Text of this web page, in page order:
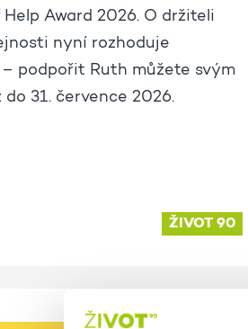
Award 2026. O držiteli
nyní rozhoduje
podpořit Ruth můžete svým
do 31. července 2026.
ŽIVOT 90